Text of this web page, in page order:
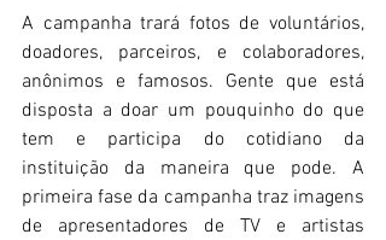
A campanha trará fotos de voluntários,
doadores, parceiros, e colaboradores,
anônimos e famosos. Gente que está
disposta a doar um pouquinho do que
tem e participa do cotidiano da
instituição da maneira que pode. A
primeira fase da campanha traz imagens
de apresentadores de TV e artistas